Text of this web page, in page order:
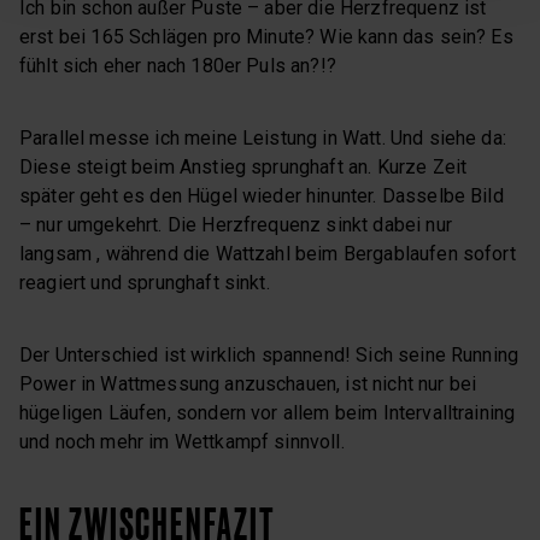
Ich bin schon außer Puste – aber die Herzfrequenz ist
erst bei 165 Schlägen pro Minute? Wie kann das sein? Es
fühlt sich eher nach 180er Puls an?!?
Parallel messe ich meine Leistung in Watt. Und siehe da:
Diese steigt beim Anstieg sprunghaft an. Kurze Zeit
später geht es den Hügel wieder hinunter. Dasselbe Bild
– nur umgekehrt. Die Herzfrequenz sinkt dabei nur
langsam , während die Wattzahl beim Bergablaufen sofort
reagiert und sprunghaft sinkt.
Der Unterschied ist wirklich spannend! Sich seine Running
Power in Wattmessung anzuschauen, ist nicht nur bei
hügeligen Läufen, sondern vor allem beim Intervalltraining
und noch mehr im Wettkampf sinnvoll.
EIN ZWISCHENFAZIT